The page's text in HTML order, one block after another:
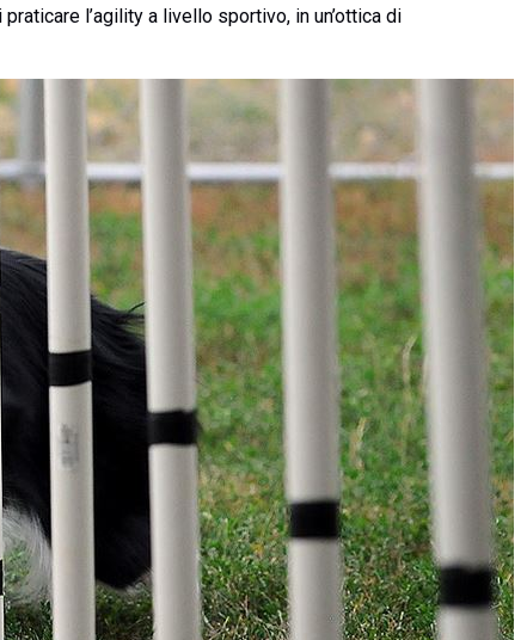
l’agility a livello sportivo, in un’ottica di